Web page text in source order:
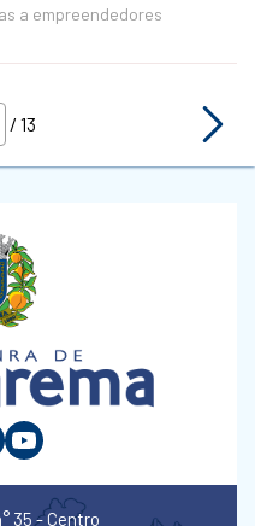
a empreendedores
/ 13
35 - Centro